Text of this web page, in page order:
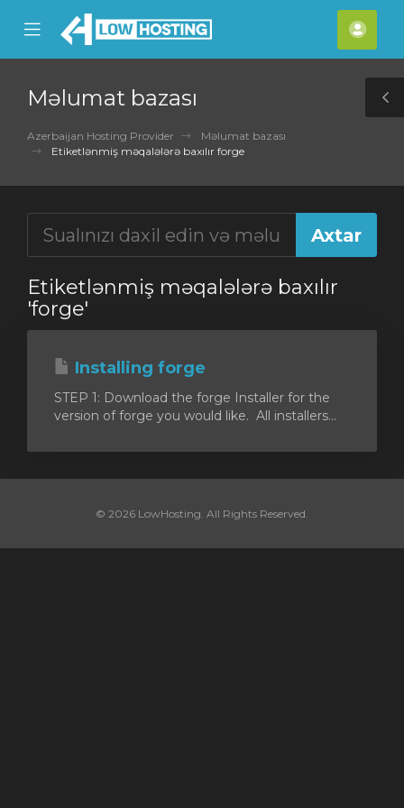
Mobile
Menu
Məlumat bazası
Azerbaijan Hosting Provider
Məlumat bazası
Etiketlənmiş məqalələrə baxılır forge
Etiketlənmiş məqalələrə baxılır
'forge'
Installing forge
STEP 1: Download the forge Installer for the
version of forge you would like. All installers...
© 2026 LowHosting. All Rights Reserved.